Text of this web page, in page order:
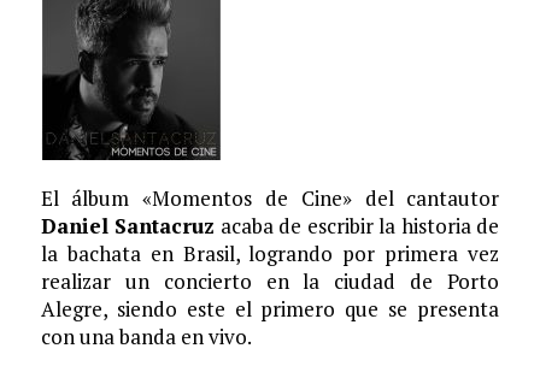
El álbum «Momentos de Cine» del cantautor
Daniel Santacruz acaba de escribir la historia de
la bachata en Brasil, logrando por primera vez
realizar un concierto en la ciudad de Porto
Alegre, siendo este el primero que se presenta
con una banda en vivo.